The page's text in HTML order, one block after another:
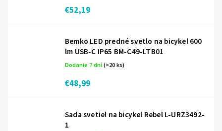
€52,19
Bemko LED predné svetlo na bicykel 600
lm USB-C IP65 BM-C49-LTB01
Dodanie 7 dní(>20 ks)
€48,99
Sada svetiel na bicykel Rebel L-URZ3492-
1